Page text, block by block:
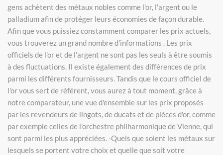
gens achètent des métaux nobles comme l'or, l'argent ou le
palladium afin de protéger leurs économies de façon durable.
Afin que vous puissiez constamment comparer les prix actuels,
vous trouverez un grand nombre d'informations . Les prix
officiels de l'or et de l'argent ne sont pas les seuls à être soumis
à des fluctuations. Il existe également des différences de prix
parmi les différents fournisseurs. Tandis que le cours officiel de
l'or vous sert de référent, vous aurez à tout moment, grâce à
notre comparateur, une vue d'ensemble sur les prix proposés
par les revendeurs de lingots, de ducats et de pièces d'or, comme
par exemple celles de l'orchestre philharmonique de Vienne, qui
sont parmi les plus appréciées. -Quels que soient les métaux sur
lesquels se portent votre choix et quelle que soit votre